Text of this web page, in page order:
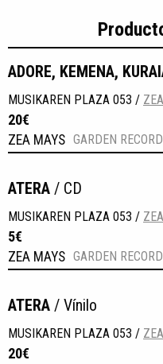
ADORE, KEMENA,
MUSIKAREN PLAZA 053 /
20€
ZEA MAYS GARDEN
ATERA / CD
MUSIKAREN PLAZA 053 /
5€
ZEA MAYS GARDEN
ATERA / Vínilo
MUSIKAREN PLAZA 053 /
20€